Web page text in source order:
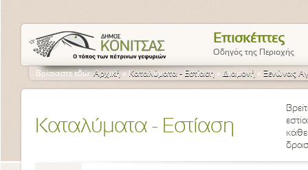
Επισκέπτες
Οδηγός της Περιοχής
Βρίσκεστε εδώ:Αρχική » Καταλύματα - Εστίαση » Διαμονή » Ξενώνας
Καταλύματα - Εστίαση
κάθε